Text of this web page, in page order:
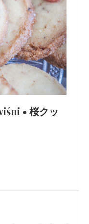
• 桜クッ